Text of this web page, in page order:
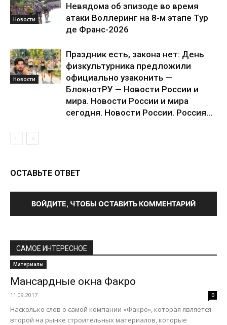
Новости
Невядома об эпизоде во время
атаки Воллеринг на 8-м этапе Тур
де Франс-2026
Новости
Праздник есть, закона нет: День
физкультурника предложили
официально узаконить —
БлокнотРУ — Новости России и
мира. Новости России и мира
сегодня. Новости России. Россия...
ОСТАВЬТЕ ОТВЕТ
ВОЙДИТЕ, ЧТОБЫ ОСТАВИТЬ КОММЕНТАРИЙ
САМОЕ ИНТЕРЕСНОЕ
Материалы
Мансардные окна Факро
11.09.2017 0
Насколько слов о самой компании «Факро», которая является
второй на рынке строительных материалов, которые